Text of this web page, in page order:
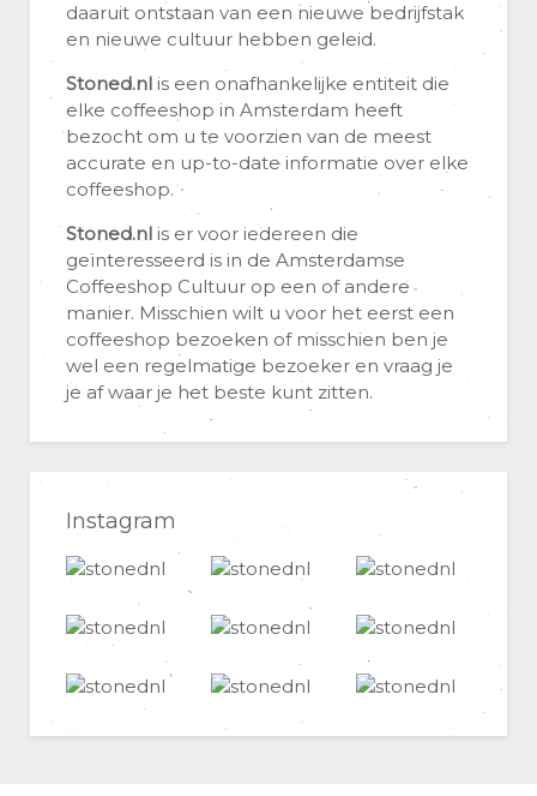
daaruit ontstaan van een nieuwe bedrijfstak
en nieuwe cultuur hebben geleid.
Stoned.nl is een onafhankelijke entiteit die
elke coffeeshop in Amsterdam heeft
bezocht om u te voorzien van de meest
accurate en up-to-date informatie over elke
coffeeshop.
Stoned.nl is er voor iedereen die
geïnteresseerd is in de Amsterdamse
Coffeeshop Cultuur op een of andere
manier. Misschien wilt u voor het eerst een
coffeeshop bezoeken of misschien ben je
wel een regelmatige bezoeker en vraag je
je af waar je het beste kunt zitten.
Instagram